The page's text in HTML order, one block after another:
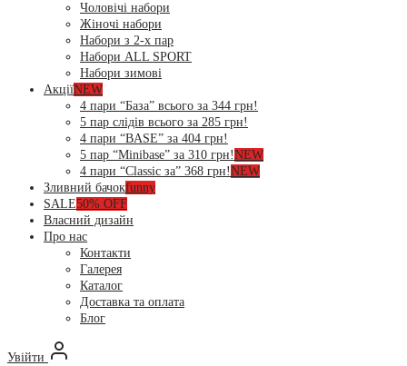
Чоловічі набори
Жіночі набори
Набори з 2-х пар
Набори ALL SPORT
Набори зимові
АкціїNEW
4 пари “База” всього за 344 грн!
5 пар слідів всього за 285 грн!
4 пари “BASE” за 404 грн!
5 пар “Minibase” за 310 грн!NEW
4 пари “Classic за” 368 грн!NEW
Зливний бачокfunny
SALE50% OFF
Власний дизайн
Про нас
Контакти
Галерея
Каталог
Доставка та оплата
Блог
Увійти